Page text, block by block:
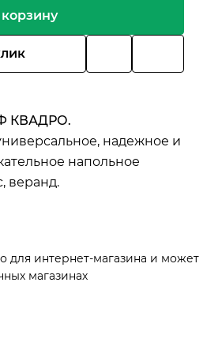
КВАДРО.
надежное и
напольное
веранд.
для интернет-магазина и может
магазинах